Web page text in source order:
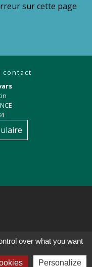
sur cette page
over what you want
Personalize